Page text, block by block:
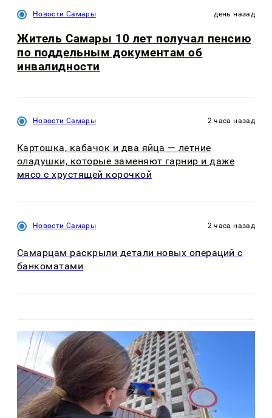
Новости Самары день назад
Житель Самары 10 лет получал пенсию
по поддельным документам об
инвалидности
Новости Самары 2 часа назад
Картошка, кабачок и два яйца — летние
оладушки, которые заменяют гарнир и даже
мясо с хрустящей корочкой
Новости Самары 2 часа назад
Самарцам раскрыли детали новых операций с
банкоматами